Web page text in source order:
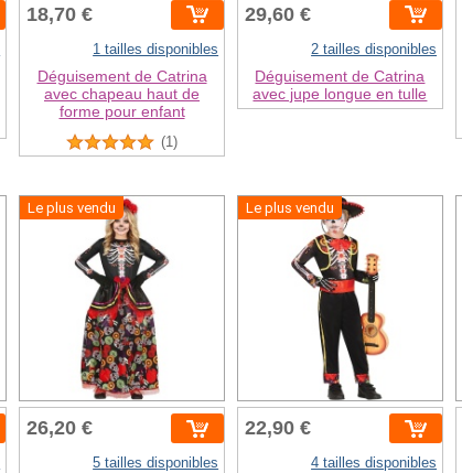
18,70 €
1 tailles disponibles
Déguisement de Catrina
avec chapeau haut de
forme pour enfant
(1)
29,60 €
2 tailles disponibles
Déguisement de Catrina
avec jupe longue en tulle
Le plus vendu
26,20 €
5 tailles disponibles
Le plus vendu
22,90 €
4 tailles disponibles